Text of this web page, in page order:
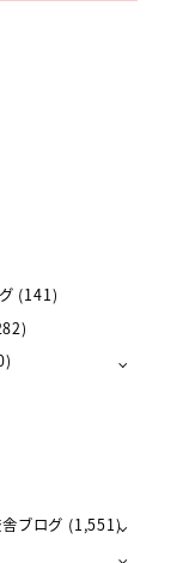
(141)
ブログ (1,551)